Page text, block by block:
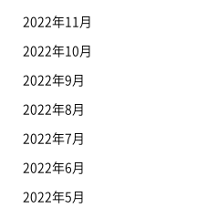
2022年11月
2022年10月
2022年9月
2022年8月
2022年7月
2022年6月
2022年5月